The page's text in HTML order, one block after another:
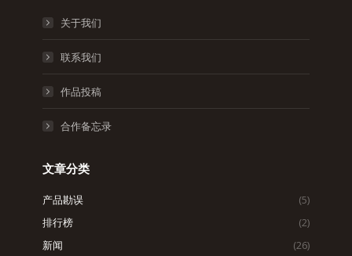
关于我们
联系我们
作品投稿
合作备忘录
文章分类
产品勘误
(5)
排行榜
(2)
新闻
(26)